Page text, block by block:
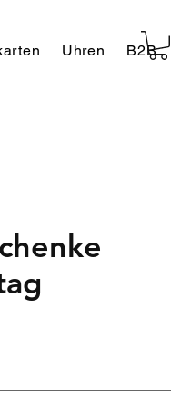
Uhren B2B